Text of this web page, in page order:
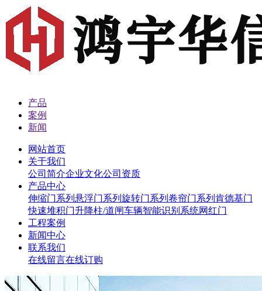
产品
案例
新闻
网站首页
关于我们
公司简介企业文化公司资质
产品中心
伸缩门系列 悬浮门系列 旋转门系列 卷帘门系列 肯德基门
快速堆积门升降柱/道闸车辆智能识别系统网红门
工程案例
新闻中心
联系我们
在线留言在线订购